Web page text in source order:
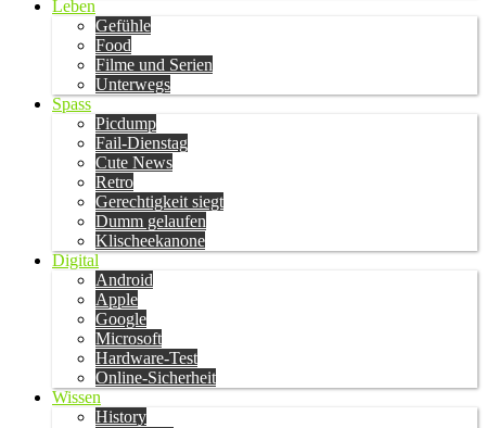
Leben
Gefühle
Food
Filme und Serien
Unterwegs
Spass
Picdump
Fail-Dienstag
Cute News
Retro
Gerechtigkeit siegt
Dumm gelaufen
Klischeekanone
Digital
Android
Apple
Google
Microsoft
Hardware-Test
Online-Sicherheit
Wissen
History